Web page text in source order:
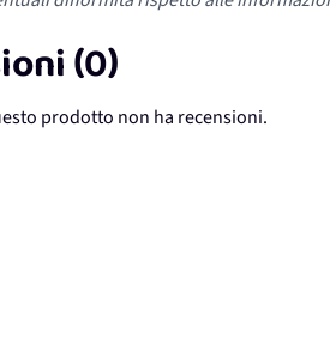
(0)
prodotto non ha recensioni.